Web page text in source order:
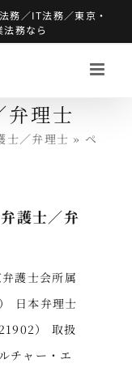
務／IT法務／東京・
務なら
理士
／弁理士 » ペ
護士／弁
護士会所属
日本弁理士
） 取扱
チャー・エ